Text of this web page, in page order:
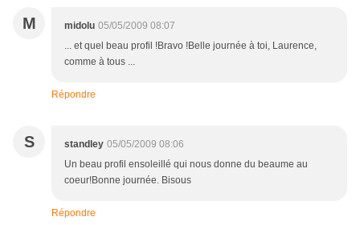
M midolu 05/05/2009 08:07
... et quel beau profil !Bravo !Belle journée à toi, Laurence,
comme à tous ...
Répondre
S standley 05/05/2009 08:06
Un beau profil ensoleillé qui nous donne du beaume au
coeur!Bonne journée. Bisous
Répondre